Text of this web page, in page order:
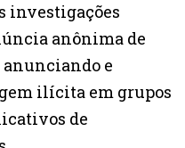
investigações
anônima de
anunciando e
ilícita em grupos
de